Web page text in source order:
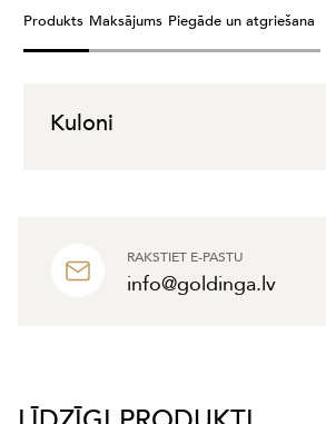
RAKSTIET E-PASTU
info@goldinga.lv
Produkts Maksājums Piegāde un atgriešana
Kuloni